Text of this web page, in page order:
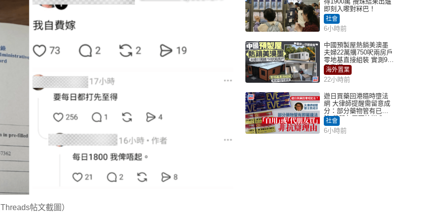
帖文截圖）
即刻入嚟對冧巴！
社會
6小時前
中國預製屋熱銷美澳墨
夫婦22萬購750呎兩房戶
零地基直接組裝 實測9個
月激讚
海外置業
22小時前
遊日買藥回港隨時墮法
網 大律師提醒需留意成
分：部分藥物管有已違
法 代朋友買可抗辯？
社會
6小時前